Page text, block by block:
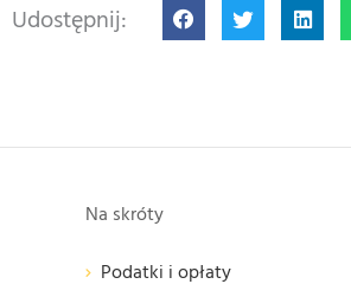
Udostępnij:
Na skróty
Podatki i opłaty